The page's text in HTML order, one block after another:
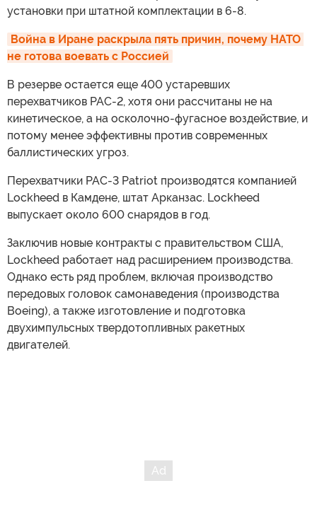
установки при штатной комплектации в 6-8.
Война в Иране раскрыла пять причин, почему НАТО
не готова воевать с Россией
В резерве остается еще 400 устаревших
перехватчиков PAC-2, хотя они рассчитаны не на
кинетическое, а на осколочно-фугасное воздействие, и
потому менее эффективны против современных
баллистических угроз.
Перехватчики PAC-3 Patriot производятся компанией
Lockheed в Камдене, штат Арканзас. Lockheed
выпускает около 600 снарядов в год.
Заключив новые контракты с правительством США,
Lockheed работает над расширением производства.
Однако есть ряд проблем, включая производство
передовых головок самонаведения (производства
Boeing), а также изготовление и подготовка
двухимпульсных твердотопливных ракетных
двигателей.